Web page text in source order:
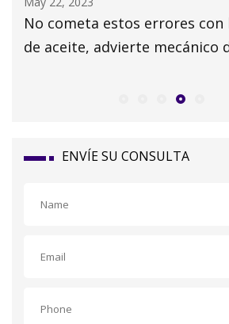
No cometa estos errores
de aceite, advierte mecánico
ENVÍE SU CONSULTA